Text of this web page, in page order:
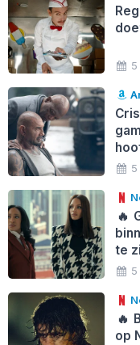
🔥
te
🔥
op